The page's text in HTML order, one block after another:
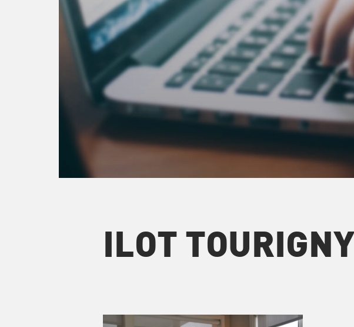
ILOT TOURIGNY